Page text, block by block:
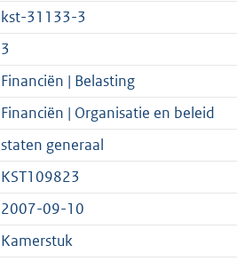
t
e
2
K
b
t
t
2
K
b
kst-31133-3
3
Financiën | Belasting
Financiën | Organisatie en beleid
staten generaal
KST109823
2007-09-10
Kamerstuk